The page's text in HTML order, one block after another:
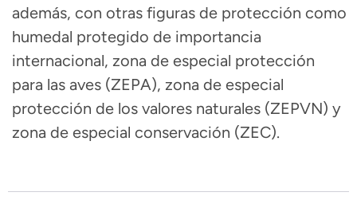
además, con otras figuras de protección como
humedal protegido de importancia
internacional, zona de especial protección
para las aves (ZEPA), zona de especial
protección de los valores naturales (ZEPVN) y
zona de especial conservación (ZEC).